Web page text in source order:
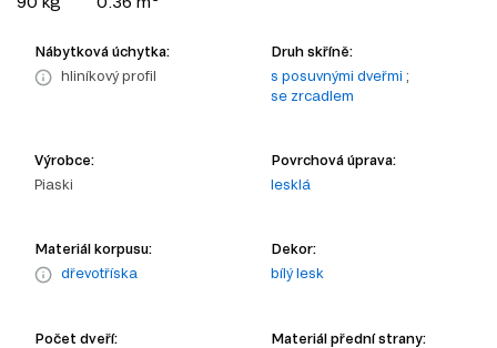
Nábytková úchytka:
hliníkový profil
Druh skříně:
s posuvnými dveřmi ;
se zrcadlem
Výrobce:
Piaski
Povrchová úprava:
lesklá
Materiál korpusu:
dřevotříska
Dekor:
bílý lesk
Počet dveří:
Materiál přední strany: